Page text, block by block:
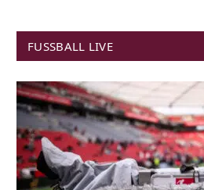
FUSSBALL LIVE